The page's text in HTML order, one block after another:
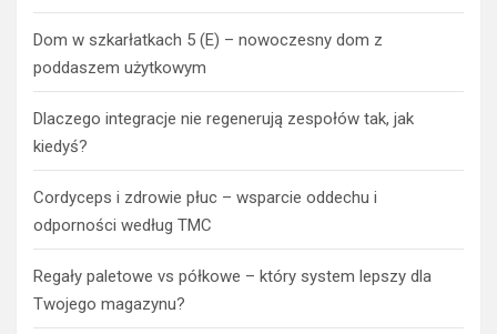
Dom w szkarłatkach 5 (E) – nowoczesny dom z
poddaszem użytkowym
Dlaczego integracje nie regenerują zespołów tak, jak
kiedyś?
Cordyceps i zdrowie płuc – wsparcie oddechu i
odporności według TMC
Regały paletowe vs półkowe – który system lepszy dla
Twojego magazynu?